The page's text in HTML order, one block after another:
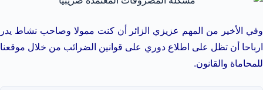
وفي الأخير من المهم عزيزي الزائر أن كنت ممولا وصاحب نشاط يدر
ارباحا أن تظل على اطلاع دوري على قوانين الضرائب من خلال موقعنا
للمحاماة والقانون.